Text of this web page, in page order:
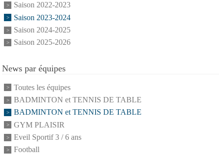
Saison 2022-2023
Saison 2023-2024
Saison 2024-2025
Saison 2025-2026
News par équipes
Toutes les équipes
BADMINTON et TENNIS DE TABLE
BADMINTON et TENNIS DE TABLE
GYM PLAISIR
Eveil Sportif 3 / 6 ans
Football